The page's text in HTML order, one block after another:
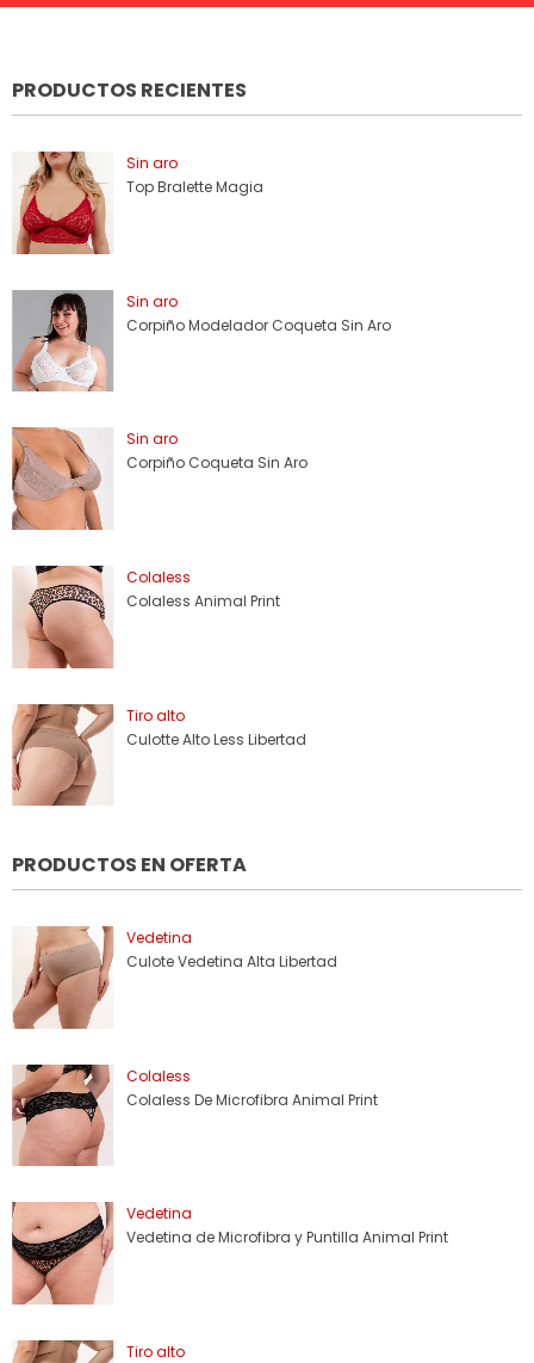
PRODUCTOS RECIENTES
Sin aro
Top Bralette Magia
Sin aro
Corpiño Modelador Coqueta Sin Aro
Sin aro
Corpiño Coqueta Sin Aro
Colaless
Colaless Animal Print
Tiro alto
Culotte Alto Less Libertad
PRODUCTOS EN OFERTA
Vedetina
Culote Vedetina Alta Libertad
Colaless
Colaless De Microfibra Animal Print
Vedetina
Vedetina de Microfibra y Puntilla Animal Print
Tiro alto